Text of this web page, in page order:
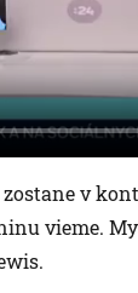
v
vieme.